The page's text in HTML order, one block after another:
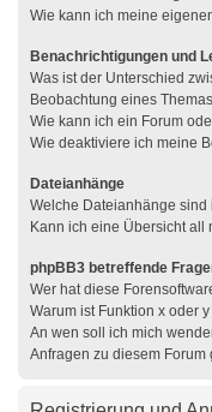
Wie kann ich meine
Benachrichtigungen und
Was ist der Unterschied
Beobachtung eines
Wie kann ich ein Forum
Wie deaktiviere ich meine
Dateianhänge
Welche Dateianhänge
Kann ich eine Übersicht
phpBB3 betreffende
Wer hat diese
Warum ist Funktion x oder
An wen soll ich mich
Anfragen zu diesem Forum